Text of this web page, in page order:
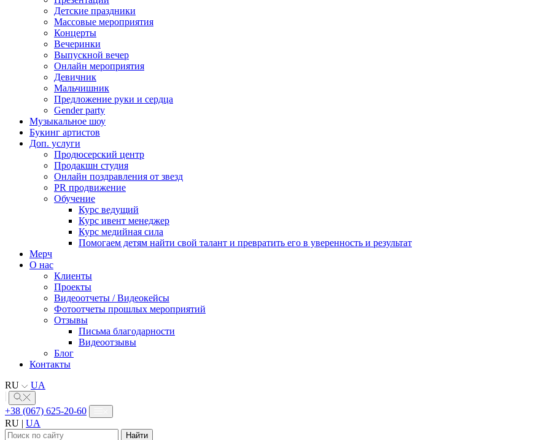
Детские праздники
Массовые мероприятия
Концерты
Вечеринки
Выпускной вечер
Онлайн мероприятия
Девичник
Мальчишник
Предложение руки и сердца
Gender party
Музыкальное шоу
Букинг артистов
Доп. услуги
Продюсерский центр
Продакшн студия
Онлайн поздравления от звезд
PR продвижение
Обучение
Курс ведущий
Курс ивент менеджер
Курс медийная сила
Помогаем детям найти свой талант и превратить его в уверенность и результат
Мерч
О нас
Клиенты
Проекты
Видеоотчеты / Видеокейсы
Фотоотчеты прошлых мероприятий
Отзывы
Письма благодарности
Видеоотзывы
Блог
Контакты
RU
UA
+38 (067) 625-20-60
RU | UA
Найти: